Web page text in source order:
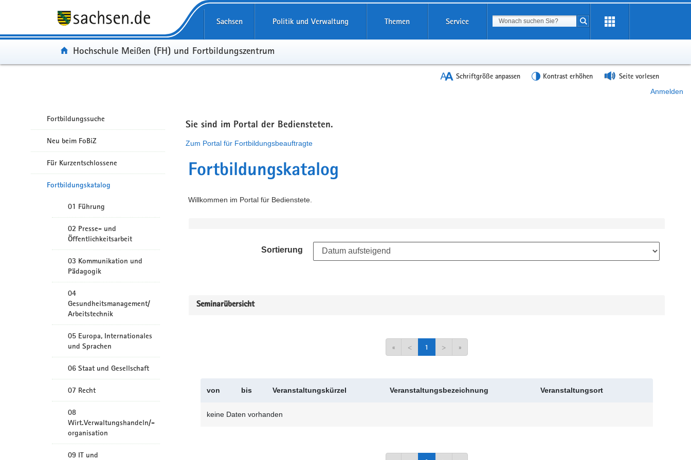
Sachsen Politik und Verwaltung Themen Service Suchbegriff
Suche starten
Portal:
Hochschule Meißen (FH) und Fortbildungszentrum
Schriftgröße anpassen Kontrast erhöhen Seite vorlesen
Anmelden
Fortbildungssuche
Neu beim FoBiZ
Für Kurzentschlossene
Fortbildungskatalog
01 Führung
02 Presse- und
Öffentlichkeitsarbeit
03 Kommunikation und
Pädagogik
04
Gesundheitsmanagement/
Arbeitstechnik
05 Europa, Internationales
und Sprachen
06 Staat und Gesellschaft
07 Recht
08
Wirt.Verwaltungshandeln/-
organisation
09 IT und
Sie sind im Portal der Bediensteten.
Zum Portal für Fortbildungsbeauftragte
Fortbildungskatalog
Willkommen im Portal für Bedienstete.
Sortierung
Seminarübersicht
« < 1 > »
von bis Veranstaltungskürzel Veranstaltungsbezeichnung Veranstaltungsort
keine Daten vorhanden